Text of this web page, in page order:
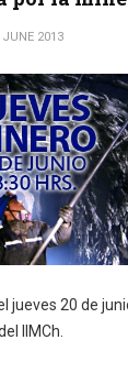
JUNE 2013
jueves 20 de
IIMCh.